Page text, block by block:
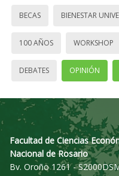
BECAS BIENESTAR
100 AÑOS WORKSHOP
DEBATES OPINIÓN
Facultad de Ciencias
Nacional de Rosario
Bv. Oroño 1261 -